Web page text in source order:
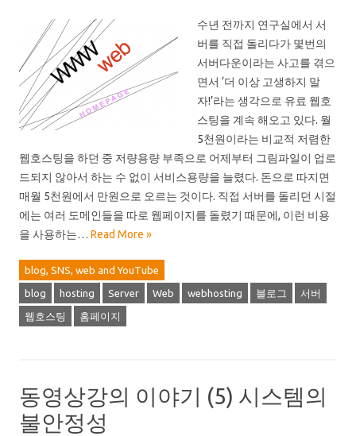
수년 전까지 연구실에서 서
버를 직접 돌리다가 몇번의
서버다운이라는 사고를 겪으
면서 ‘더 이상 고생하지 말
자!’라는 생각으로 유료 웹호
스팅을 계속 해오고 있다. 월
5천원이라는 비교적 저렴한
웹호스팅을 하던 중 저량용량 부족으로 어제부터 그림파일이 업로
드되지 않아서 하는 수 없이 서비스용량을 늘렸다. 돈으로 따지면
매월 5천원에서 만원으로 오르는 것이다. 직접 서버를 돌리던 시절
에는 여러 도메인들을 따로 웹페이지를 돌렸기 때문에, 이런 비용
을 사용하는… Read More »
blog, SNS, web and YouTube
blog hosting Server Web webhosting 블로그 서버
웹호스팅 홈페이지
동영상강의 이야기 (5) 시스템의
불안정성